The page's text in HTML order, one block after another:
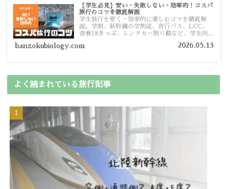
【学生必見】安い・失敗しない・効率的！コスパ
旅行のコツを徹底解説
学生旅行を安く・効率的に楽しむコツを徹底解
説。学割、新幹線の学割証、夜行バス、LCC、
青春18きっぷ、レンタカー割り勘など、学生向け
banzokubiology.com 2026.05.13
よく読まれている旅行記事